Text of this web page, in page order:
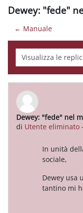
Dewey: "fede"
← Manuale
Modalità
Dewey: "fede" nel
di Utente eliminato -
Numero di risposte:
In unità
sociale,
Dewey usa
tantino mi